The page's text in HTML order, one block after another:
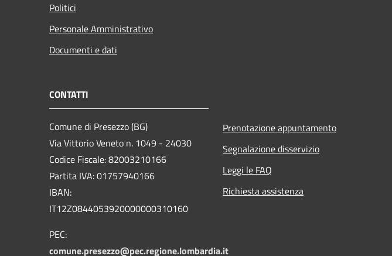
Politici
Personale Amministrativo
Documenti e dati
CONTATTI
Comune di Presezzo (BG)
Via Vittorio Veneto n. 1049 - 24030
Codice Fiscale: 82003210166
Partita IVA: 01757940166
IBAN:
IT12Z0844053920000000310160
PEC:
comune.presezzo@pec.regione.lombardia.it
Prenotazione appuntamento
Segnalazione disservizio
Leggi le FAQ
Richiesta assistenza